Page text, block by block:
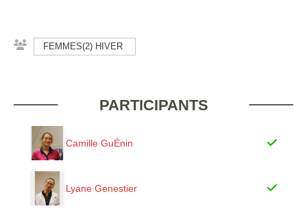
FEMMES(2) HIVER
PARTICIPANTS
Camille GuÉnin
Lyane Genestier